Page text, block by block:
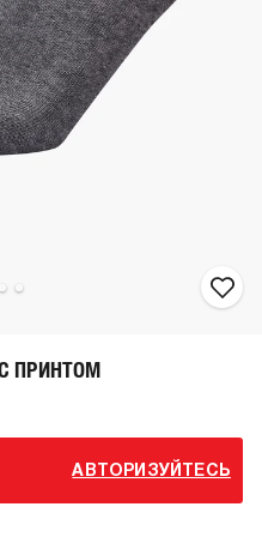
ПРИНТОМ
АВТОРИЗУЙТЕСЬ